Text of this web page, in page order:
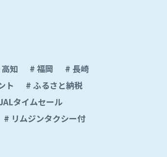
高知 福岡
長崎
ト
ふるさと納税
タイムセール
リムジンタクシー付